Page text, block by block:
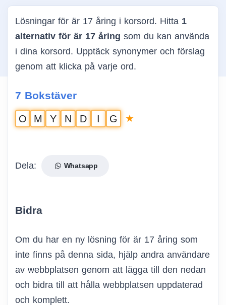
Lösningar för är 17 åring i korsord. Hitta 1
alternativ för är 17 åring som du kan använda
i dina korsord. Upptäck synonymer och förslag
genom att klicka på varje ord.
7 Bokstäver
O M Y N D I G ★
Dela: Whatsapp
Bidra
Om du har en ny lösning för är 17 åring som
inte finns på denna sida, hjälp andra användare
av webbplatsen genom att lägga till den nedan
och bidra till att hålla webbplatsen uppdaterad
och komplett.